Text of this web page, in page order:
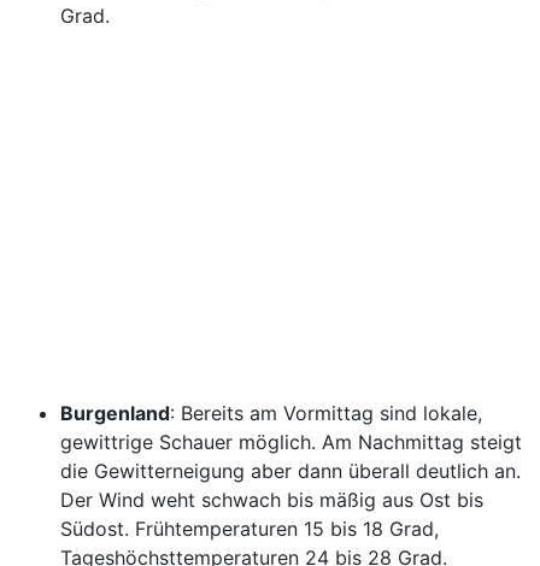
Grad.
Burgenland: Bereits am Vormittag sind lokale,
gewittrige Schauer möglich. Am Nachmittag steigt
die Gewitterneigung aber dann überall deutlich an.
Der Wind weht schwach bis mäßig aus Ost bis
Südost. Frühtemperaturen 15 bis 18 Grad,
Tageshöchsttemperaturen 24 bis 28 Grad.